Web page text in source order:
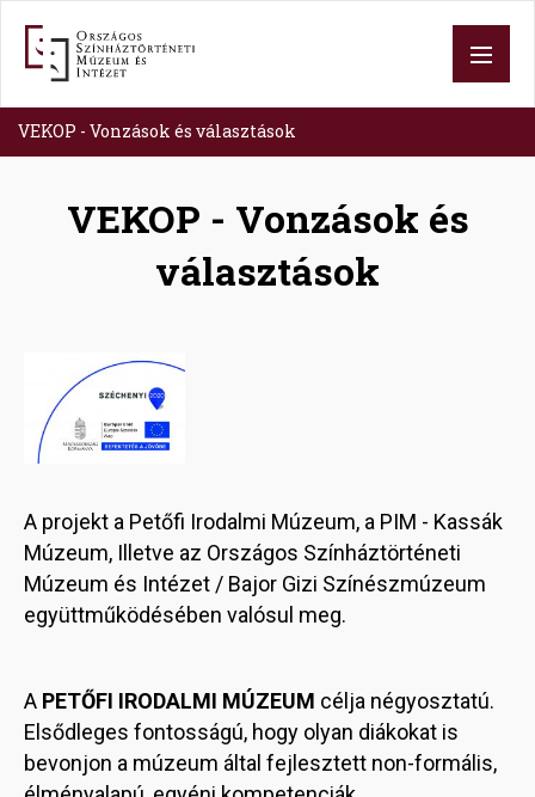
content
VEKOP - Vonzások és választások
VEKOP - Vonzások és
választások
A projekt a Petőfi Irodalmi Múzeum, a PIM - Kassák
Múzeum, Illetve az Országos Színháztörténeti
Múzeum és Intézet / Bajor Gizi Színészmúzeum
együttműködésében valósul meg.
A PETŐFI IRODALMI MÚZEUM célja négyosztatú.
Elsődleges fontosságú, hogy olyan diákokat is
bevonjon a múzeum által fejlesztett non-formális,